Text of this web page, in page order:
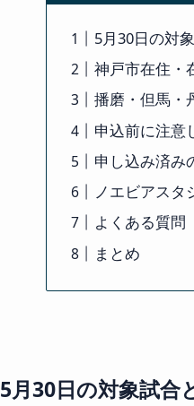
5月30日の対
神戸市在住・
播磨・但馬・
申込前に注意
申し込み済み
ノエビアスタ
よくある質問
まとめ
5月30日の対象試合